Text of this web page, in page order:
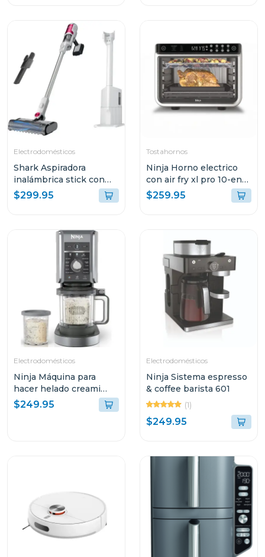
INTEGRADO
Electrodomésticos
Shark Aspiradora
inalámbrica stick con
base de vaciado
automático y filtro hepa
$299.95
Tostahornos
Ninja Horno electrico
con air fry xl pro 10-en-1
201
$259.95
Electrodomésticos
Ninja Máquina para
hacer helado creami
deluxe 11 en 1
$249.95
Electrodomésticos
Ninja Sistema espresso
& coffee barista 601
(1)
$249.95